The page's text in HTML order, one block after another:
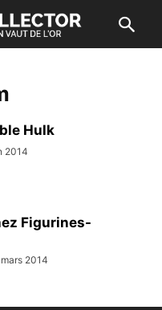
Hulk
2014
Figurines-
2014